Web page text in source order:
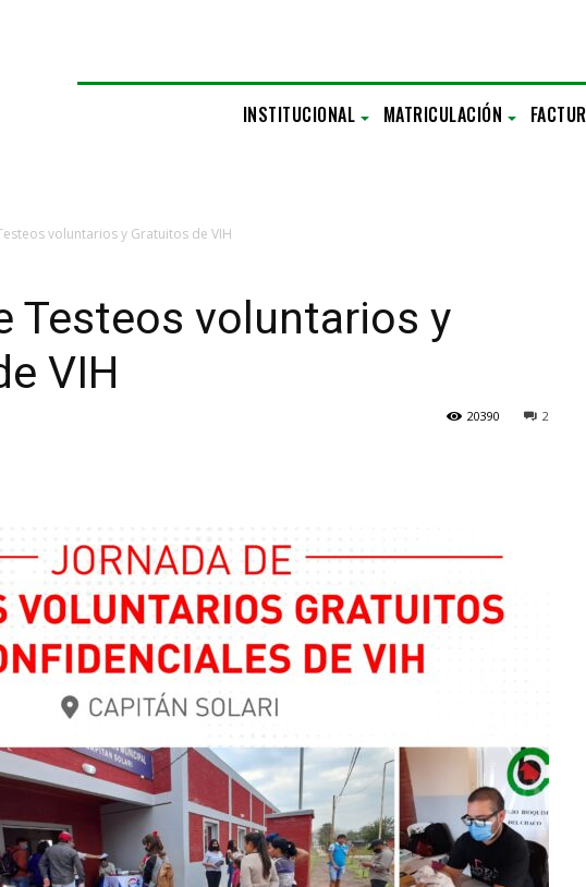
INSTITUCIONAL MATRICULACIÓN
voluntarios y Gratuitos de VIH
Testeos voluntarios y
VIH
2
20390